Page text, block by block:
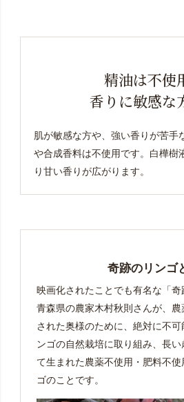
精油は不使
香りに敏感な
肌が敏感な方や、強い香りが苦手
や合成香料は不使用です。 白樺樹
り甘い香りが広がります。
奇跡のリンゴ
映画化されたことでも有名な「奇
青森県の農家木村秋則さんが、
された奥様のために、絶対に不可
ンゴの自然栽培に取り組み、長
て生まれた農薬不使用・肥料不
ゴのことです。